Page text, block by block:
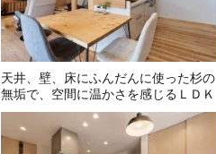
天井、壁、床にふんだんに使った杉の
無垢で、空間に温かさを感じるＬＤＫ